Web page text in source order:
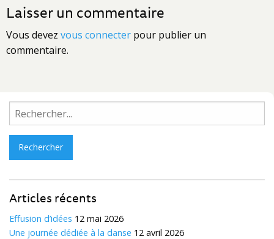
Laisser un commentaire
Vous devez vous connecter pour publier un
commentaire.
Rechercher :
Articles récents
Effusion d’idées 12 mai 2026
Une journée dédiée à la danse 12 avril 2026